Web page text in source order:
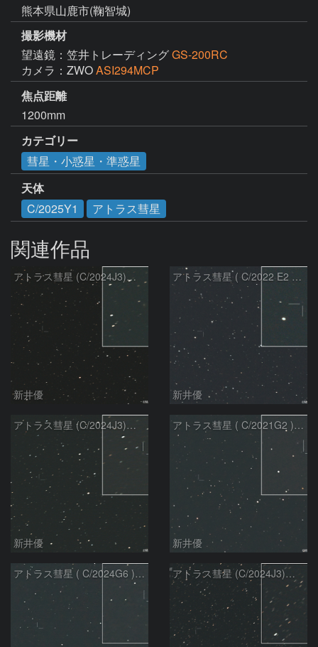
熊本県山鹿市(鞠智城)
撮影機材
望遠鏡：笠井トレーディングGS-200RC
カメラ：ZWOASI294MCP
焦点距離
1200mm
カテゴリー
彗星・小惑星・準惑星
天体
C/2025Y1
アトラス彗星
関連作品
アトラス彗星 (C/2024J3)：2026/08/05
新井優
アトラス彗星 ( C/2022 E2 )：2026/07/27
新井優
アトラス彗星 (C/2024J3)：2026/07/26
新井優
アトラス彗星 ( C/2021G2 )：2026/07/09
新井優
アトラス彗星 ( C/2024G6 )：2026/07/09 アトラス彗星 (C/2024J3)：2026/07/09